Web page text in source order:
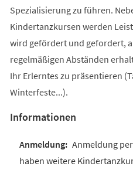
Spezialisierung zu führen.
Kindertanzkursen werden
wird gefördert und gefordert,
regelmäßigen Abständen
Ihr Erlerntes zu präsentieren
Winterfeste...).
Informationen
Anmeldung
haben weitere